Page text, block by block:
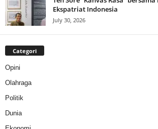
Ekspatriat Indonesia
July 30, 2026
Categori
Opini
Olahraga
Politik
Dunia